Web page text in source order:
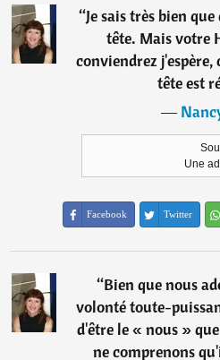
“Je sais très bien
tête. Mais votre
conviendrez j'espère,
tête est
―
Une
Facebook Twitter
“Bien que nous
volonté toute-
d'être le « nous »
ne comprenons